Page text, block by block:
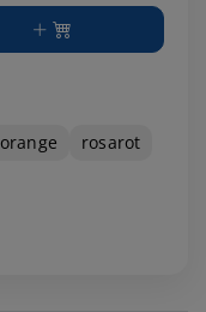
orange
rosarot